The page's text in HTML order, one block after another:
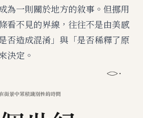
為一則關於地方的敘事。但挪用
看不見的界線，往往不是由美感
否造成混淆」與「是否稀釋了原
決定。